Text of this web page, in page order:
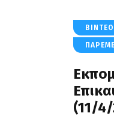
ΒΊΝΤΕΟ
(11/